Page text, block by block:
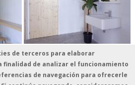
de terceros para elaborar
finalidad de analizar el funcionamiento
de navegación para ofrecerle